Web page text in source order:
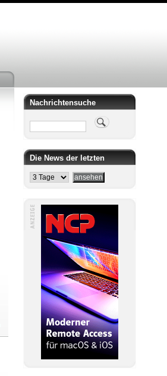
Nachrichtensuche
Suche
Die News der letzten